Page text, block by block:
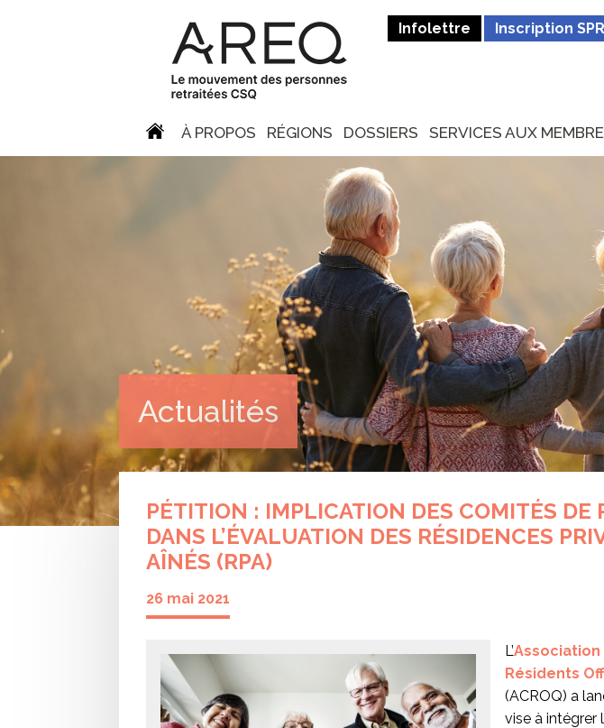
Infolettre Inscription SPR
À PROPOS RÉGIONS DOSSIERS SERVICES AUX
Actualités
PÉTITION : IMPLICATION DES COMITÉS DE
DANS L’ÉVALUATION DES RÉSIDENCES
AÎNÉS (RPA)
26 mai 2021
L’
Résidents
(ACROQ) a
vise à intégrer